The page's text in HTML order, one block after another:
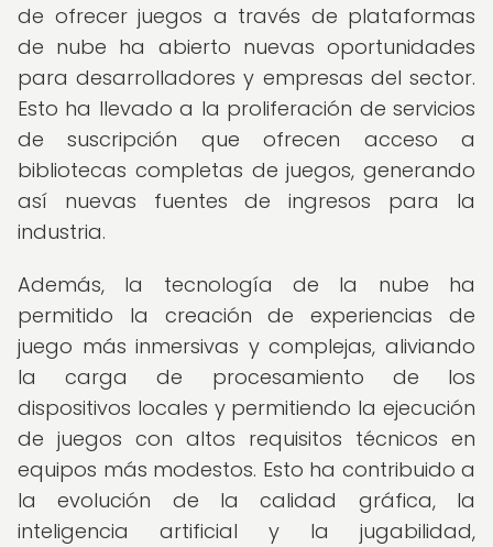
de ofrecer juegos a través de plataformas
de nube ha abierto nuevas oportunidades
para desarrolladores y empresas del sector.
Esto ha llevado a la proliferación de servicios
de suscripción que ofrecen acceso a
bibliotecas completas de juegos, generando
así nuevas fuentes de ingresos para la
industria.
Además, la tecnología de la nube ha
permitido la creación de experiencias de
juego más inmersivas y complejas, aliviando
la carga de procesamiento de los
dispositivos locales y permitiendo la ejecución
de juegos con altos requisitos técnicos en
equipos más modestos. Esto ha contribuido a
la evolución de la calidad gráfica, la
inteligencia artificial y la jugabilidad,